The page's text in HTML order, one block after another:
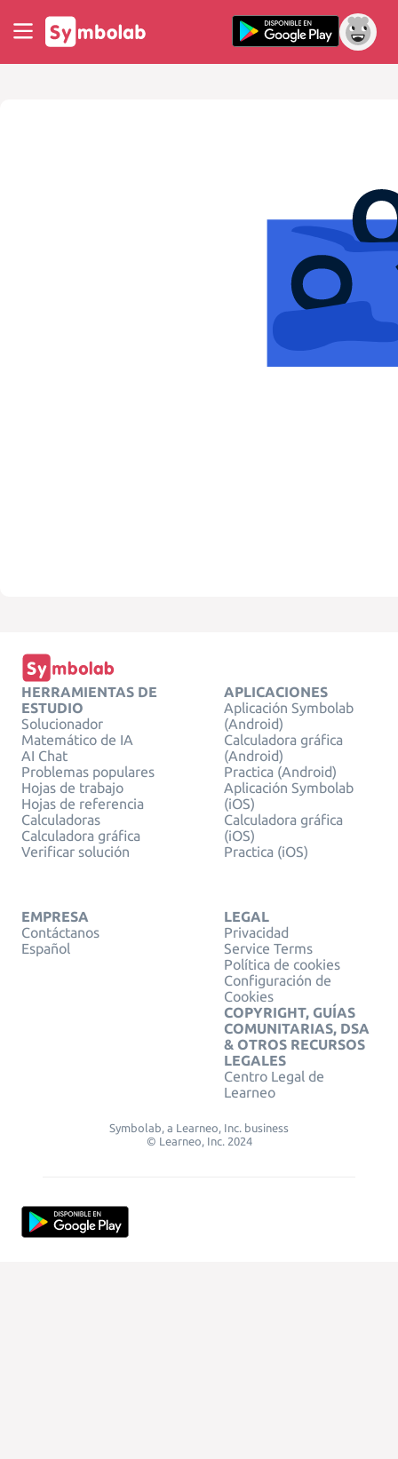
HERRAMIENTAS DE
ESTUDIO
Solucionador
Matemático de IA
AI Chat
Problemas populares
Hojas de trabajo
Hojas de referencia
Calculadoras
Calculadora gráfica
Verificar solución
APLICACIONES
Aplicación Symbolab
(Android)
Calculadora gráfica
(Android)
Practica (Android)
Aplicación Symbolab
(iOS)
Calculadora gráfica
(iOS)
Practica (iOS)
EMPRESA
Contáctanos
Español
LEGAL
Privacidad
Service Terms
Política de cookies
Configuración de
Cookies
COPYRIGHT, GUÍAS
COMUNITARIAS, DSA
& OTROS RECURSOS
LEGALES
Centro Legal de
Learneo
Symbolab, a Learneo, Inc. business
© Learneo, Inc. 2024